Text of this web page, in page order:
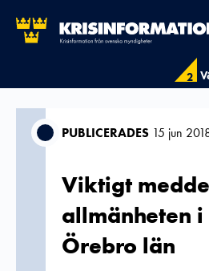
2
PUBLICERADES 15 jun
Viktigt
allmänheten
Örebro län